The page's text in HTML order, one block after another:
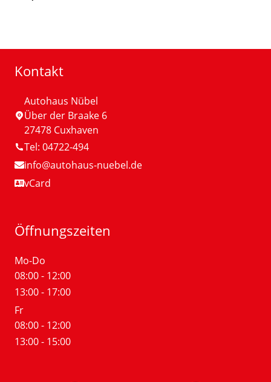
Kontakt
Autohaus Nübel
Über der Braake 6
27478 Cuxhaven
Tel: 04722-494
info@autohaus-nuebel.de
vCard
Öffnungszeiten
Mo-Do
08:00 - 12:00
13:00 - 17:00
Fr
08:00 - 12:00
13:00 - 15:00